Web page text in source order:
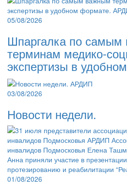
05/08/2026
Шпаргалка по
терминам медико-
экспертизы в
03/08/2026
Новости недели.
01/08/2026